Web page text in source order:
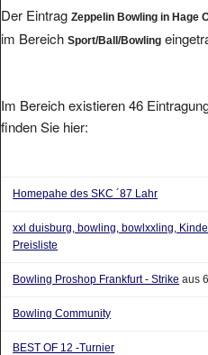
Der Eintrag Zeppelin Bowling in Hage
im Bereich Sport/Ball/Bowling
Im Bereich existieren 46
finden Sie hier:
Homepahe des SKC ´87 Lahr
xxl duisburg, bowling, bowlxxling,
Preisliste
Bowling Proshop Frankfurt - Strike aus
Bowling Community
BEST OF 12 -Turnier